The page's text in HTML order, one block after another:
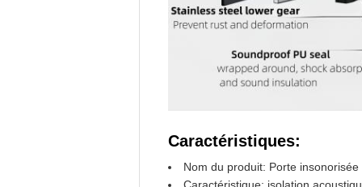
Caractéristiques:
Nom du produit: Porte insonorisée